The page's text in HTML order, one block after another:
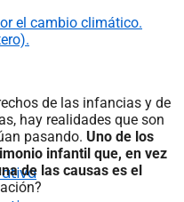
el cambio climático.
de las infancias y de
hay realidades que son
pasando. Uno de los
infantil que, en vez
de las causas es el